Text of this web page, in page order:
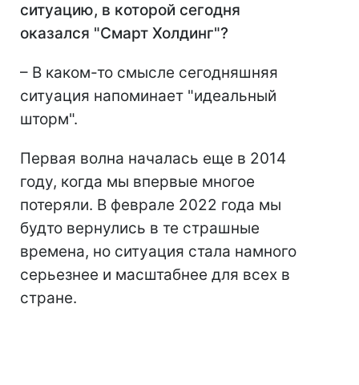
ситуацию, в которой сегодня
оказался "Смарт Холдинг"?
– В каком-то смысле сегодняшняя
ситуация напоминает "идеальный
шторм".
Первая волна началась еще в 2014
году, когда мы впервые многое
потеряли. В феврале 2022 года мы
будто вернулись в те страшные
времена, но ситуация стала намного
серьезнее и масштабнее для всех в
стране.